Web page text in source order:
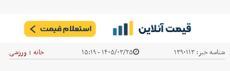
شناسه خبر:۱۳۹۰۱۱۳ ۱۴۰۵/۰۳/۲۵ - ۱۵:۱۹ خانه | ورزشی